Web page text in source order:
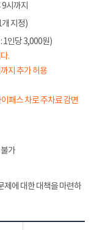
시까지
개 지정)
1인당 3,000원)
.
지 추가 허용
패스 차로 주차료 감면
가
제에 대한 대책을 마련하